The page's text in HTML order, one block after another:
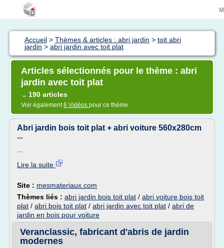
Accueil > Thèmes & articles : abri jardin > toit abri
jardin > abri jardin avec toit plat
Articles sélectionnés pour le thème : abri
jardin avec toit plat
→ 190 articles
Voir également6 Vidéos pour ce thème
Abri jardin bois toit plat + abri voiture 560x280cm
...
Lire la suite
Site : mesmateriaux.com
Thèmes liés : abri jardin bois toit plat / abri voiture bois toit
plat / abri bois toit plat / abri jardin avec toit plat / abri de
jardin en bois pour voiture
Veranclassic, fabricant d'abris de jardin
modernes